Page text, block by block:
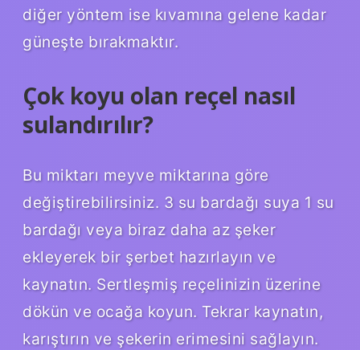
diğer yöntem ise kıvamına gelene kadar
güneşte bırakmaktır.
Çok koyu olan reçel nasıl
sulandırılır?
Bu miktarı meyve miktarına göre
değiştirebilirsiniz. 3 su bardağı suya 1 su
bardağı veya biraz daha az şeker
ekleyerek bir şerbet hazırlayın ve
kaynatın. Sertleşmiş reçelinizin üzerine
dökün ve ocağa koyun. Tekrar kaynatın,
karıştırın ve şekerin erimesini sağlayın.